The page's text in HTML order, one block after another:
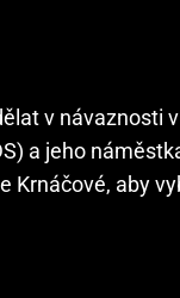
v návaznosti
a jeho
Krnáčové, aby